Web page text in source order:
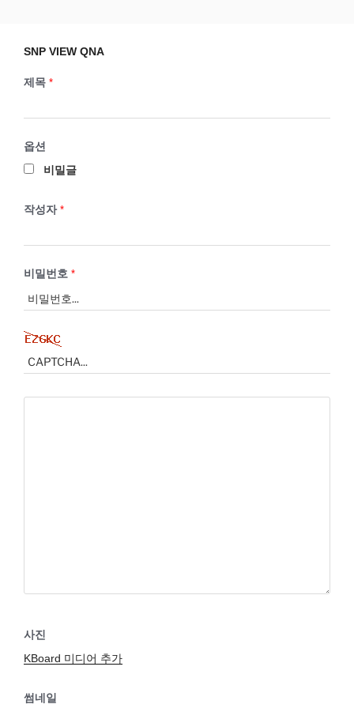
contentSNP VIEW QNA
제목 *
옵션
비밀글
작성자 *
비밀번호 *
사진
KBoard 미디어 추가
썸네일